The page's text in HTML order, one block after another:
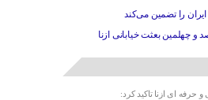
ایران را تضمین می‌کند
چهلمین بعثت خیابانی ازنا
ای ازنا تاکید کرد: